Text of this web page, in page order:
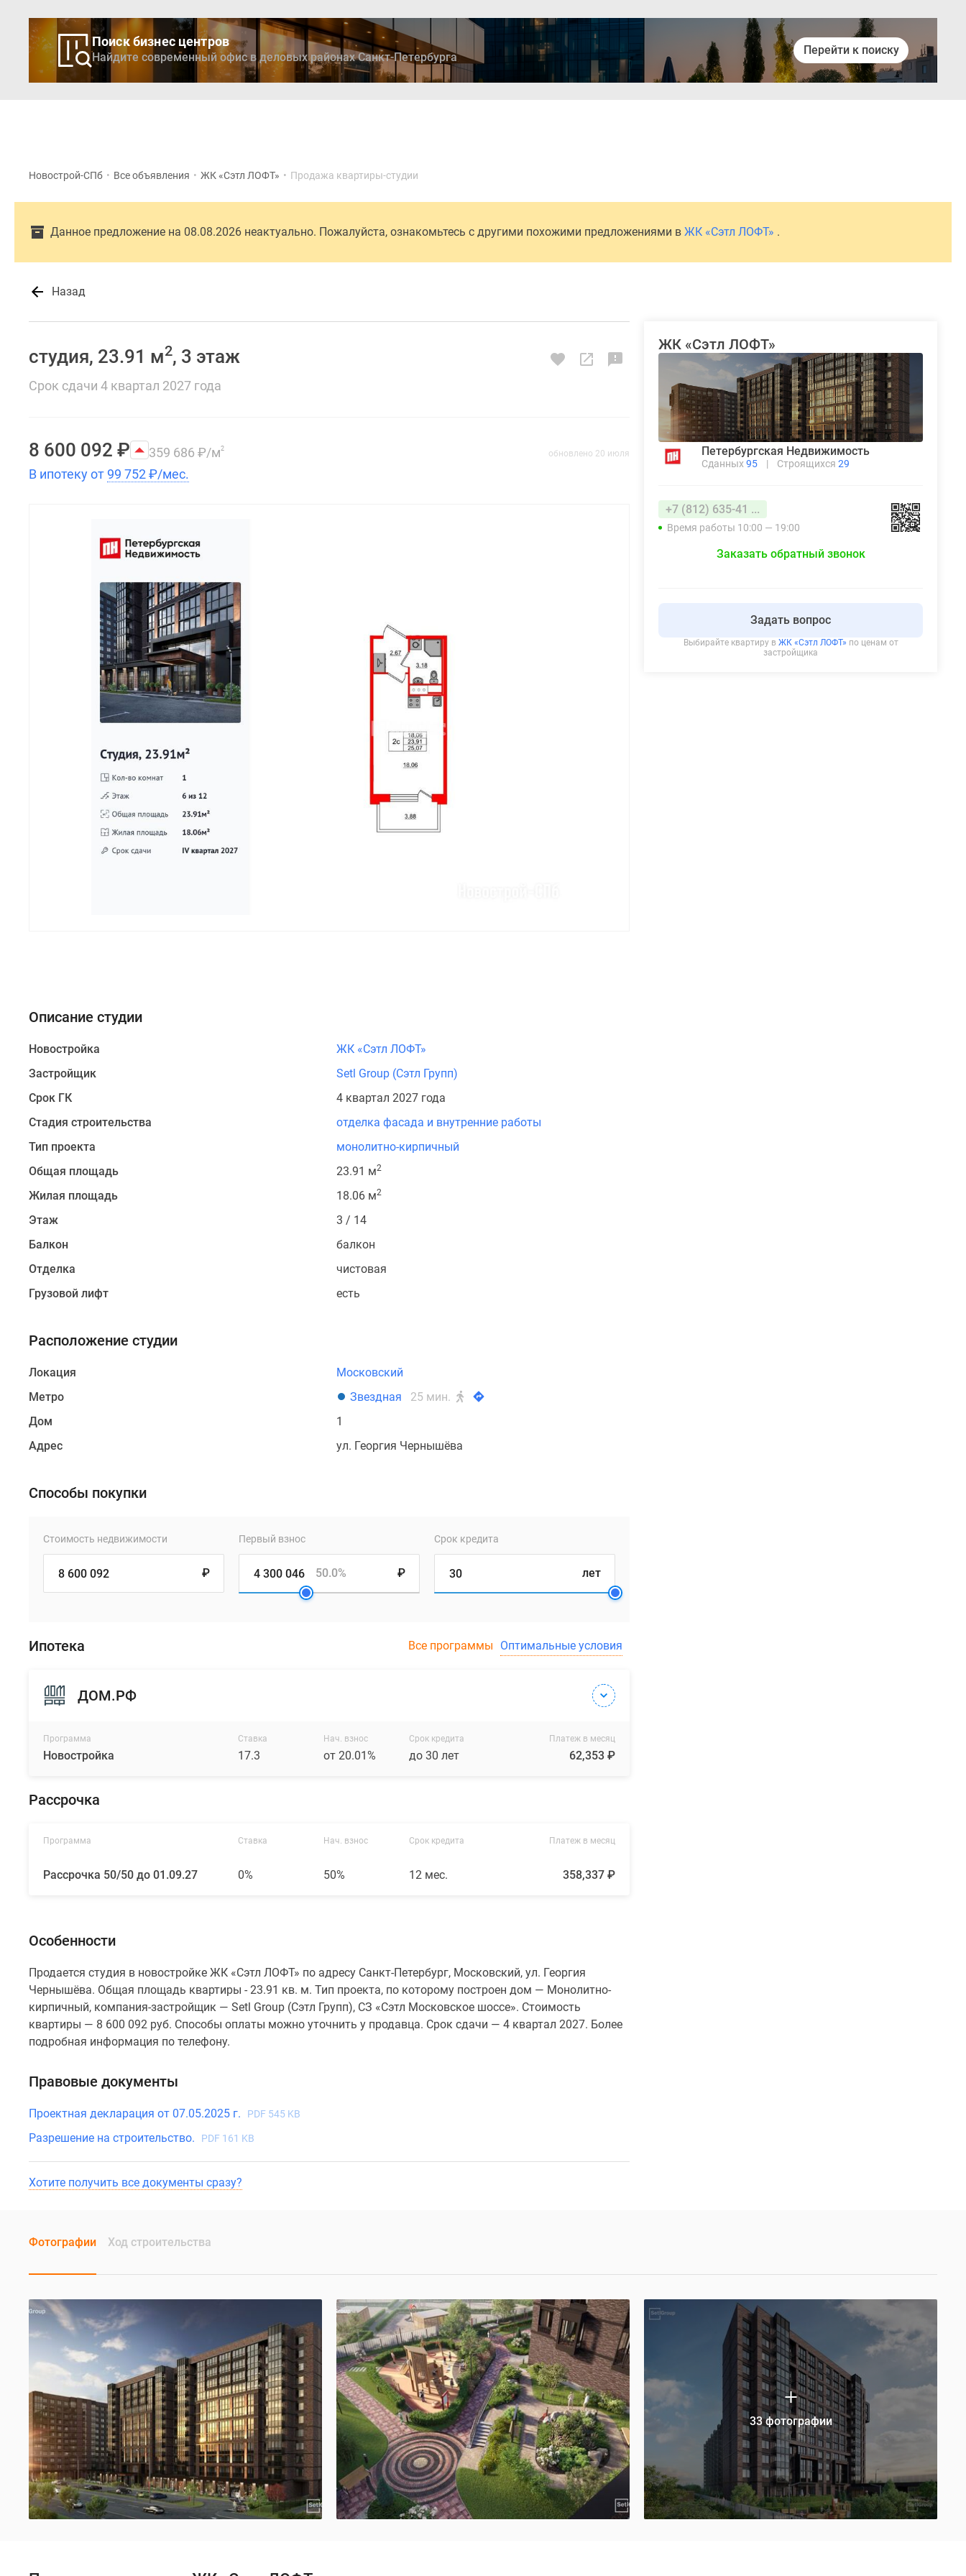
Поиск бизнес центров
Найдите современный офис в деловых районах Санкт-Петербурга
Перейти к поиску
Новострой-СПб • Все объявления • ЖК «Сэтл ЛОФТ» • Продажа квартиры-студии
Данное предложение на 08.08.2026 неактуально. Пожалуйста, ознакомьтесь с другими похожими предложениями в ЖК «Сэтл ЛОФТ» .
Назад
студия, 23.91 м2, 3 этаж
Срок сдачи 4 квартал 2027 года
8 600 092 ₽ 359 686 ₽/м2
В ипотеку от 99 752₽/мес.
обновлено 20 июля
Описание студии
Новостройка
ЖК «Сэтл ЛОФТ»
Застройщик
Setl Group (Сэтл Групп)
Срок ГК
4 квартал 2027 года
Стадия строительства
отделка фасада и внутренние работы
Тип проекта
монолитно-кирпичный
Общая площадь
23.91 м2
Жилая площадь 18.06 м2
Этаж
3 / 14
Балкон
балкон
Отделка
чистовая
Грузовой лифт
есть
Расположение студии
Локация
Московский
Метро
Звездная
25 мин.
Дом
1
Адрес
ул. Георгия Чернышёва
Способы покупки
Стоимость недвижимости
₽
Первый взнос
₽
50.0%
Срок кредита
лет
Ипотека Все программы Оптимальные условия
ДОМ.РФ
Программа
Новостройка
Ставка
17.3
Нач. взнос
от 20.01%
Срок кредита
до 30 лет
Платеж в месяц
62,353 ₽
Рассрочка
Программа
Рассрочка 50/50 до 01.09.27
Ставка
0%
Нач. взнос
50%
Срок кредита
12 мес.
Платеж в месяц
358,337 ₽
Особенности
Продается студия в новостройке ЖК «Сэтл ЛОФТ» по адресу Санкт-Петербург, Московский, ул. Георгия
Чернышёва. Общая площадь квартиры - 23.91 кв. м. Тип проекта, по которому построен дом — Монолитно-
кирпичный, компания-застройщик — Setl Group (Сэтл Групп), СЗ «Сэтл Московское шоссе». Стоимость
квартиры — 8 600 092 руб. Способы оплаты можно уточнить у продавца. Срок сдачи — 4 квартал 2027. Более
подробная информация по телефону.
Правовые документы
Проектная декларация от 07.05.2025 г. PDF 545 KB
Разрешение на строительство. PDF 161 KB
Хотите получить все документы сразу?
ЖК «Сэтл ЛОФТ»
Петербургская Недвижимость
Сданных 95 | Строящихся 29
+7 (812) 635-41 ...
Время работы 10:00 — 19:00
Заказать обратный звонок
Задать вопрос
Выбирайте квартиру в ЖК «Сэтл ЛОФТ» по ценам от
застройщика
Фотографии Ход строительства
33 фотографии